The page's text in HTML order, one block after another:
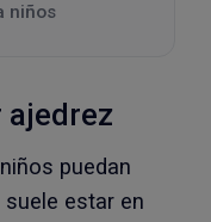
niños
ajedrez
puedan
estar en